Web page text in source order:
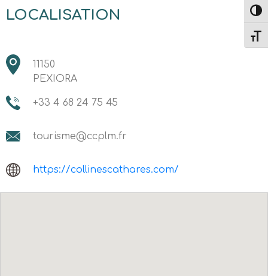
LOCALISATION
11150
PEXIORA
+33 4 68 24 75 45
tourisme@ccplm.fr
https://collinescathares.com/